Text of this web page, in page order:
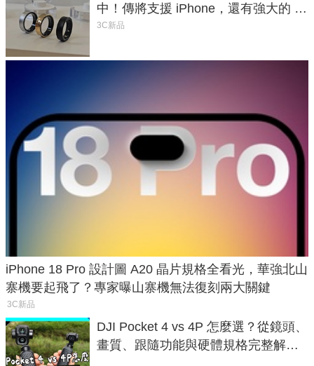
中！傳將支援 iPhone，還有強大的 AI
與智慧家電連動功能
3C新品
iPhone 18 Pro 設計圖 A20 晶片規格全看光，華強北山
寨機要起飛了？專家曝山寨機無法復刻兩大關鍵
3C新品
DJI Pocket 4 vs 4P 怎麼選？從鏡頭、
畫質、跟隨功能與硬體規格完整解